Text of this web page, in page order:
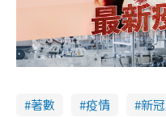
著數 疫情 新